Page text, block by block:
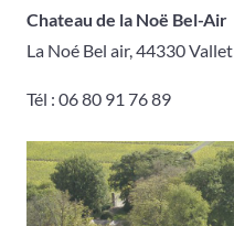
Chateau de la Noë Bel-Air
La Noé Bel air, 44330 Vallet
Tél : 06 80 91 76 89